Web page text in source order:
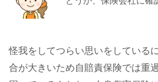
怪我をしてつらい思いをしている
合が大きいため自賠責保険では重